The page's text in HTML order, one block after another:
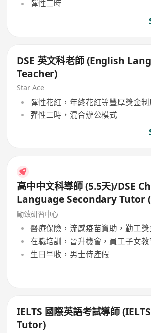
彈性工時
DSE 英文科老師 (English
Teacher)
Star Ace
彈性花紅，年終花紅等豐厚獎金制
彈性工時，混合辦公模式
高中中文科導師 (5.5天)/DSE
Language Secondary Tutor
勵致研習中心
醫療保險，流感疫苗資助，勤工獎
在職培訓，晉升機會，員工子女教
生日早收，男士侍產假
IELTS 國際英語考試導師
Tutor)